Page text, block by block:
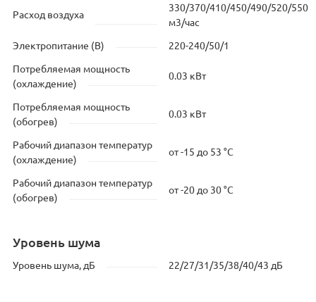
Расход воздуха
330/370/410/450/490/520/550
м3/час
Электропитание (В) 220-240/50/1
Потребляемая мощность
(охлаждение)
0.03 кВт
Потребляемая мощность
(обогрев)
0.03 кВт
Рабочий диапазон температур
(охлаждение)
от -15 до 53 °C
Рабочий диапазон температур
(обогрев)
от -20 до 30 °C
Уровень шума
Уровень шума, дБ 22/27/31/35/38/40/43 дБ